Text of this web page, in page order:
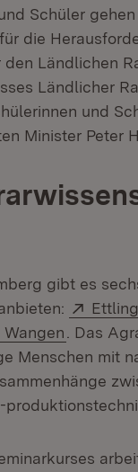
Schüler
die
Ländlichen
Ländlicher
und
Minister Peter
gibt es
neuem Fenster)
Extern:
Wangen (Öffnet
. Das
Menschen mit